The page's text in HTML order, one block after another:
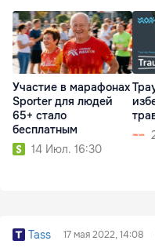
Участие в марафонах
Sporter для людей
65+ стало
бесплатным
14 Июл. 16:30
Tass 17 мая 2022, 14:08